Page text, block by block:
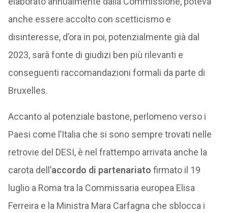
anche essere accolto con scetticismo e
disinteresse, d’ora in poi, potenzialmente già dal
2023, sarà fonte di giudizi ben più rilevanti e
conseguenti raccomandazioni formali da parte di
Bruxelles.
Accanto al potenziale bastone, perlomeno verso i
Paesi come l’Italia che si sono sempre trovati nelle
retrovie del DESI, è nel frattempo arrivata anche la
carota dell’accordo di partenariato firmato il 19
luglio a Roma tra la Commissaria europea Elisa
Ferreira e la Ministra Mara Carfagna che sblocca i